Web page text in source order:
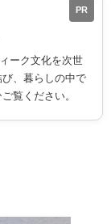
PR
ーク文化を次世
、暮らしの中で
覧ください。